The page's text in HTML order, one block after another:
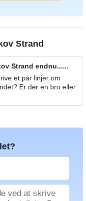
Strand
Strand endnu......
et par linjer om
Er der en bro eller